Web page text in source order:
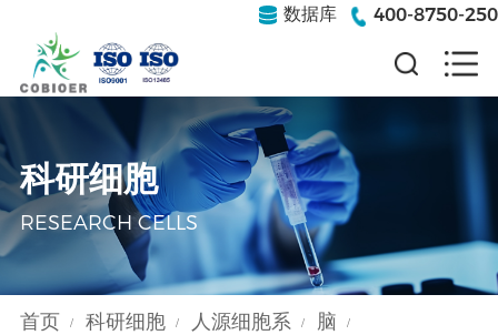
数据库 400-8750-250
科研细胞
RESEARCH CELLS
首页 / 科研细胞 / 人源细胞系 / 脑 /